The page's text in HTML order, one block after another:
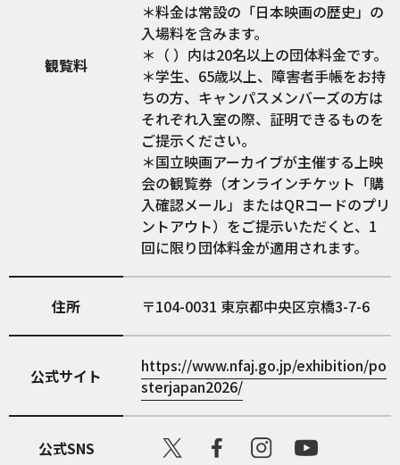
観覧料
＊料金は常設の「日本映画の歴史」の
入場料を含みます。
＊（ ）内は20名以上の団体料金です。
＊学生、65歳以上、障害者手帳をお持
ちの方、キャンパスメンバーズの方は
それぞれ入室の際、証明できるものを
ご提示ください。
＊国立映画アーカイブが主催する上映
会の観覧券（オンラインチケット「購
入確認メール」またはQRコードのプリ
ントアウト）をご提示いただくと、1
回に限り団体料金が適用されます。
住所 104-0031 東京都中央区京橋3-7-6
公式サイト
https://www.nfaj.go.jp/exhibition/po
sterjapan2026/
公式SNS